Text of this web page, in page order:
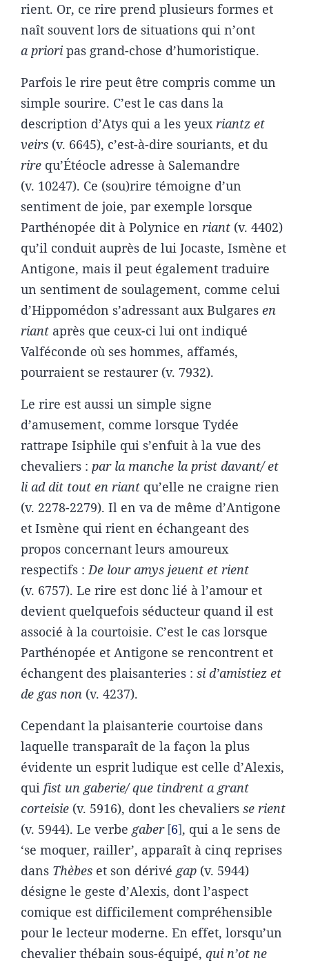
rient. Or, ce rire prend plusieurs formes et
naît souvent lors de situations qui n’ont
a priori pas grand-chose d’humoristique.
Parfois le rire peut être compris comme un
simple sourire. C’est le cas dans la
description d’Atys qui a les yeux riantz et
veirs (v. 6645), c’est-à-dire souriants, et du
rire qu’Étéocle adresse à Salemandre
(v. 10247). Ce (sou)rire témoigne d’un
sentiment de joie, par exemple lorsque
Parthénopée dit à Polynice en riant (v. 4402)
qu’il conduit auprès de lui Jocaste, Ismène et
Antigone, mais il peut également traduire
un sentiment de soulagement, comme celui
d’Hippomédon s’adressant aux Bulgares en
riant après que ceux-ci lui ont indiqué
Valféconde où ses hommes, affamés,
pourraient se restaurer (v. 7932).
Le rire est aussi un simple signe
d’amusement, comme lorsque Tydée
rattrape Isiphile qui s’enfuit à la vue des
chevaliers : par la manche la prist davant/ et
li ad dit tout en riant qu’elle ne craigne rien
(v. 2278-2279). Il en va de même d’Antigone
et Ismène qui rient en échangeant des
propos concernant leurs amoureux
respectifs :De lour amys jeuent et rient
(v. 6757). Le rire est donc lié à l’amour et
devient quelquefois séducteur quand il est
associé à la courtoisie. C’est le cas lorsque
Parthénopée et Antigone se rencontrent et
échangent des plaisanteries : si d’amistiez et
de gas non (v. 4237).
Cependant la plaisanterie courtoise dans
laquelle transparaît de la façon la plus
évidente un esprit ludique est celle d’Alexis,
qui fist un gaberie/ que tindrent a grant
corteisie (v. 5916), dont les chevaliers se rient
(v. 5944). Le verbe gaber 6 , qui a le sens de
‘se moquer, railler’, apparaît à cinq reprises
dans Thèbes et son dérivé gap (v. 5944)
désigne le geste d’Alexis, dont l’aspect
comique est difficilement compréhensible
pour le lecteur moderne. En effet, lorsqu’un
chevalier thébain sous-équipé, qui n’ot ne